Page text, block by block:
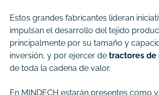
Estos grandes fabricantes lideran
impulsan el desarrollo del tejido
principalmente por su tamaño y
inversión, y por ejercer detractores de
de toda la cadena de valor.
En MINDECH estarán presentes como